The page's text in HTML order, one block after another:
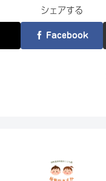
シェアする
Facebook